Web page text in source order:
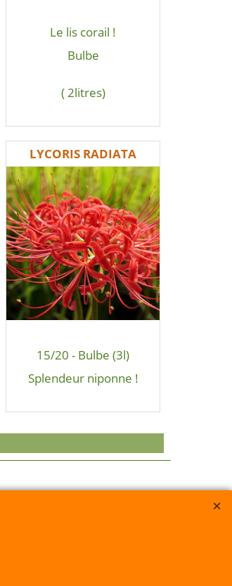
Le lis corail !
Bulbe
( 2litres)
LYCORIS RADIATA
15/20 - Bulbe (3l)
Splendeur niponne !